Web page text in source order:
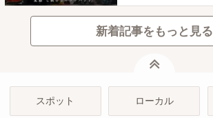
新着記事をもっと見る
スポット ローカル